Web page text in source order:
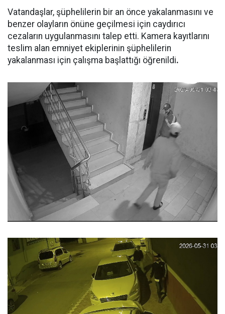
Vatandaşlar, şüphelilerin bir an önce yakalanmasını ve
benzer olayların önüne geçilmesi için caydırıcı
cezaların uygulanmasını talep etti. Kamera kayıtlarını
teslim alan emniyet ekiplerinin şüphelilerin
yakalanması için çalışma başlattığı öğrenildi.